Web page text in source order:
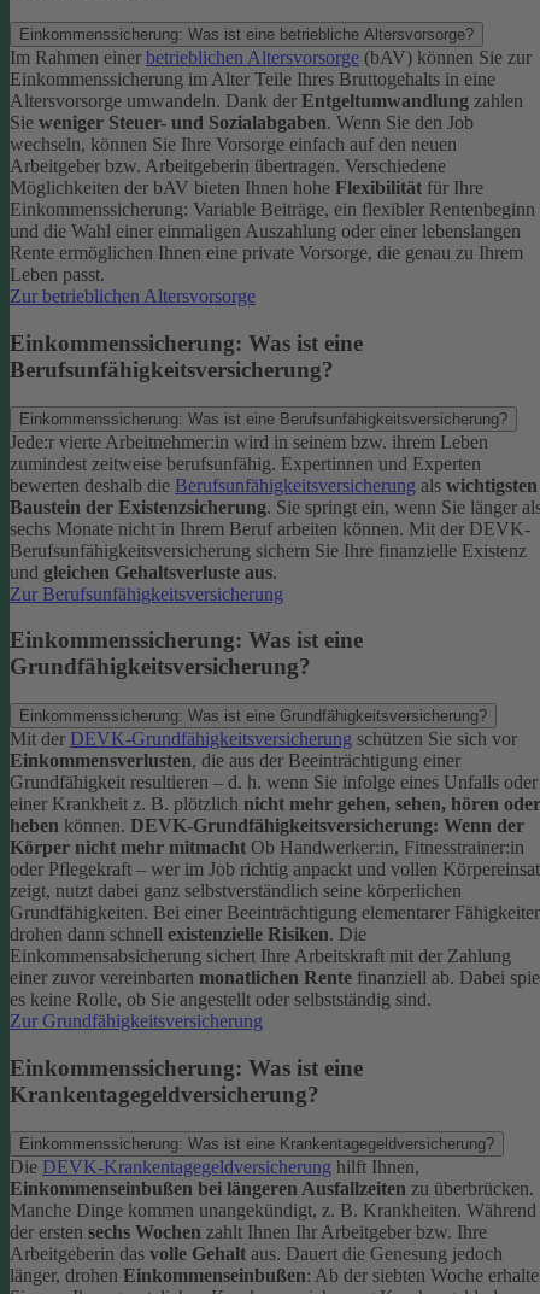
Einkommenssicherung: Was ist eine betriebliche Altersvorsorge?
Im Rahmen einer betrieblichen Altersvorsorge (bAV) können Sie zur
Einkommenssicherung im Alter Teile Ihres Bruttogehalts in eine
Altersvorsorge umwandeln. Dank der Entgeltumwandlung zahlen
Sie weniger Steuer- und Sozialabgaben. Wenn Sie den Job
wechseln, können Sie Ihre Vorsorge einfach auf den neuen
Arbeitgeber bzw. Arbeitgeberin übertragen. Verschiedene
Möglichkeiten der bAV bieten Ihnen hohe Flexibilität für Ihre
Einkommenssicherung: Variable Beiträge, ein flexibler Rentenbeginn
und die Wahl einer einmaligen Auszahlung oder einer lebenslangen
Rente ermöglichen Ihnen eine private Vorsorge, die genau zu Ihrem
Leben passt.
Zur betrieblichen Altersvorsorge
Einkommenssicherung: Was ist eine
Berufsunfähigkeitsversicherung?
Einkommenssicherung: Was ist eine Berufsunfähigkeitsversicherung?
Jede:r vierte Arbeitnehmer:in wird in seinem bzw. ihrem Leben
zumindest zeitweise berufsunfähig. Expertinnen und Experten
bewerten deshalb die Berufsunfähigkeitsversicherung als wichtigsten
Baustein der Existenzsicherung. Sie springt ein, wenn Sie länger
sechs Monate nicht in Ihrem Beruf arbeiten können. Mit der DEVK-
Berufsunfähigkeitsversicherung sichern Sie Ihre finanzielle Existenz
und gleichen Gehaltsverluste aus.
Zur Berufsunfähigkeitsversicherung
Einkommenssicherung: Was ist eine
Grundfähigkeitsversicherung?
Einkommenssicherung: Was ist eine Grundfähigkeitsversicherung?
Mit der DEVK-Grundfähigkeitsversicherung schützen Sie sich vor
Einkommensverlusten, die aus der Beeinträchtigung einer
Grundfähigkeit resultieren – d. h. wenn Sie infolge eines Unfalls oder
einer Krankheit z. B. plötzlich nicht mehr gehen, sehen, hören oder
heben können. DEVK-Grundfähigkeitsversicherung: Wenn der
Körper nicht mehr mitmacht Ob Handwerker:in, Fitnesstrainer:in
oder Pflegekraft – wer im Job richtig anpackt und vollen
zeigt, nutzt dabei ganz selbstverständlich seine körperlichen
Grundfähigkeiten. Bei einer Beeinträchtigung elementarer
drohen dann schnell existenzielle Risiken. Die
Einkommensabsicherung sichert Ihre Arbeitskraft mit der Zahlung
einer zuvor vereinbarten monatlichen Rente finanziell ab. Dabei
es keine Rolle, ob Sie angestellt oder selbstständig sind.
Zur Grundfähigkeitsversicherung
Einkommenssicherung: Was ist eine
Krankentagegeldversicherung?
Einkommenssicherung: Was ist eine Krankentagegeldversicherung?
Die DEVK-Krankentagegeldversicherung hilft Ihnen,
Einkommenseinbußen bei längeren Ausfallzeiten zu überbrücken.
Manche Dinge kommen unangekündigt, z. B. Krankheiten. Während
der ersten sechs Wochen zahlt Ihnen Ihr Arbeitgeber bzw. Ihre
Arbeitgeberin das volle Gehalt aus. Dauert die Genesung jedoch
länger, drohen Einkommenseinbußen: Ab der siebten Woche